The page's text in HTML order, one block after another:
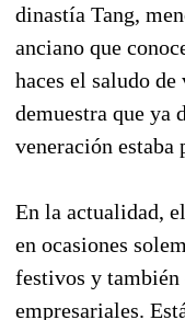
dinastía Tang,
anciano que
haces el saludo
demuestra que ya
veneración estaba
En la actualidad,
en ocasiones
festivos y también
empresariales.